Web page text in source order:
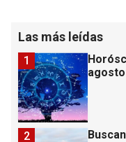
Las más leídas
agosto
1
2